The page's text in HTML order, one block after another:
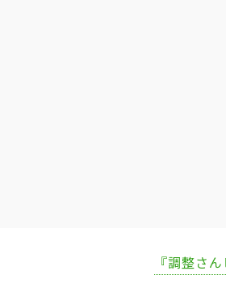
『調整さ